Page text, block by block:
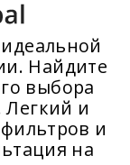
Найдите
выбора
Легкий и
и
на